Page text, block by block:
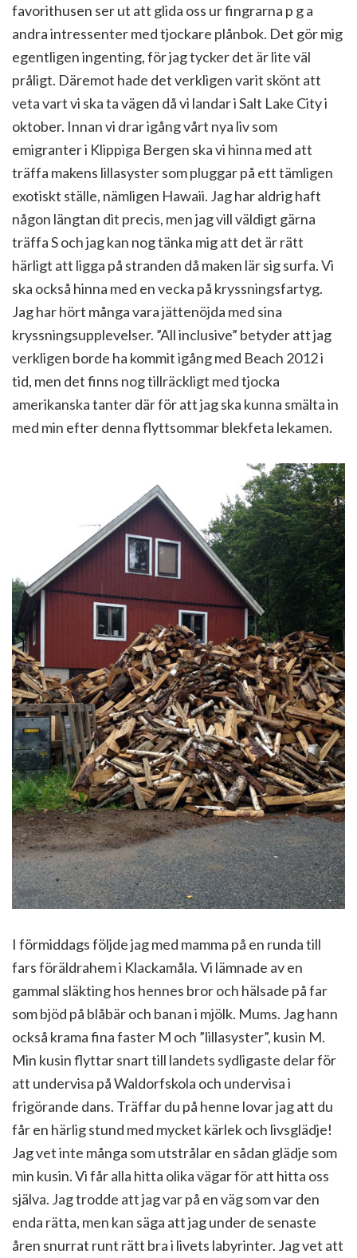
favorithusen ser ut att glida oss ur fingrarna p g a
andra intressenter med tjockare plånbok. Det gör mig
egentligen ingenting, för jag tycker det är lite väl
pråligt. Däremot hade det verkligen varit skönt att
veta vart vi ska ta vägen då vi landar i Salt Lake City i
oktober. Innan vi drar igång vårt nya liv som
emigranter i Klippiga Bergen ska vi hinna med att
träffa makens lillasyster som pluggar på ett tämligen
exotiskt ställe, nämligen Hawaii. Jag har aldrig haft
någon längtan dit precis, men jag vill väldigt gärna
träffa S och jag kan nog tänka mig att det är rätt
härligt att ligga på stranden då maken lär sig surfa. Vi
ska också hinna med en vecka på kryssningsfartyg.
Jag har hört många vara jättenöjda med sina
kryssningsupplevelser. ”All inclusive” betyder att jag
verkligen borde ha kommit igång med Beach 2012 i
tid, men det finns nog tillräckligt med tjocka
amerikanska tanter där för att jag ska kunna smälta in
med min efter denna flyttsommar blekfeta lekamen.
I förmiddags följde jag med mamma på en runda till
fars föräldrahem i Klackamåla. Vi lämnade av en
gammal släkting hos hennes bror och hälsade på far
som bjöd på blåbär och banan i mjölk. Mums. Jag hann
också krama fina faster M och ”lillasyster”, kusin M.
Min kusin flyttar snart till landets sydligaste delar för
att undervisa på Waldorfskola och undervisa i
frigörande dans. Träffar du på henne lovar jag att du
får en härlig stund med mycket kärlek och livsglädje!
Jag vet inte många som utstrålar en sådan glädje som
min kusin. Vi får alla hitta olika vägar för att hitta oss
själva. Jag trodde att jag var på en väg som var den
enda rätta, men kan säga att jag under de senaste
åren snurrat runt rätt bra i livets labyrinter. Jag vet att